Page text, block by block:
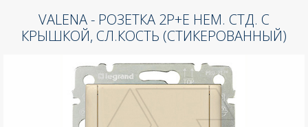
VALENA - РОЗЕТКА 2P+E НЕМ. СТД. С
КРЫШКОЙ, СЛ.КОСТЬ (СТИКЕРОВАННЫЙ)